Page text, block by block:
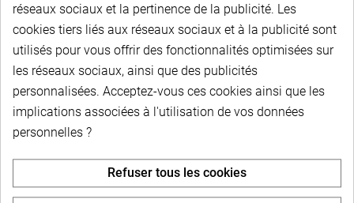
Pignon triple - ASA 60 - 3/4" x 1/2" - Série américaine
- 19 dents
Pignon triple - ASA 60 - 3/4" x 1/2" - Série américaine
- 20 dents
Pignon triple - ASA 60 - 3/4" x 1/2" - Série américaine
réseaux sociaux et la pertinence de la publicité. Les
cookies tiers liés aux réseaux sociaux et à la publicité sont
utilisés pour vous offrir des fonctionnalités optimisées sur
les réseaux sociaux, ainsi que des publicités
personnalisées. Acceptez-vous ces cookies ainsi que les
implications associées à l'utilisation de vos données
personnelles ?
Refuser tous les cookies